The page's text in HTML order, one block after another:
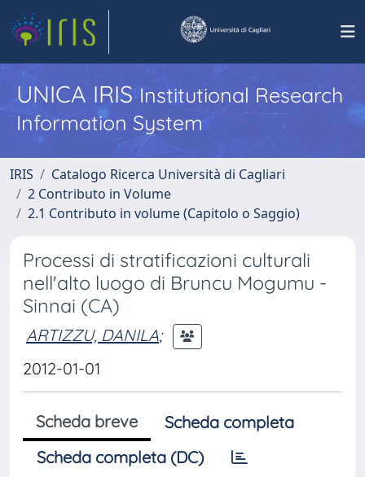
UNICA IRISInstitutional Research
Information System
IRIS
Catalogo Ricerca Università di Cagliari
2 Contributo in Volume
2.1 Contributo in volume (Capitolo o Saggio)
Processi di stratificazioni culturali
nell'alto luogo di Bruncu Mogumu -
Sinnai (CA)
ARTIZZU, DANILA;
2012-01-01
Scheda breve
Scheda completa
Scheda completa (DC)